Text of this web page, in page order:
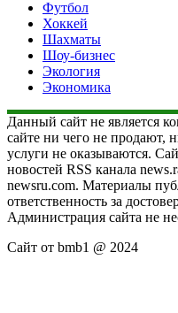
Футбол
Хоккей
Шахматы
Шоу-бизнес
Экология
Экономика
Данный сайт не является
сайте ни чего не продают,
услуги не оказываются.
новостей RSS канала
newsru.com. Материалы
ответственность за
Администрация сайта не
Сайт от bmb1 @ 2024